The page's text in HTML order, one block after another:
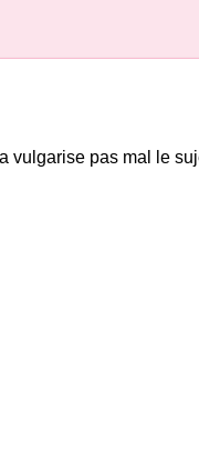
pas mal le